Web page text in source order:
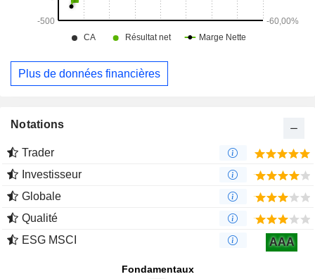
Plus de données financières
Notations
Trader
Investisseur
Globale
Qualité
ESG MSCI
AAA